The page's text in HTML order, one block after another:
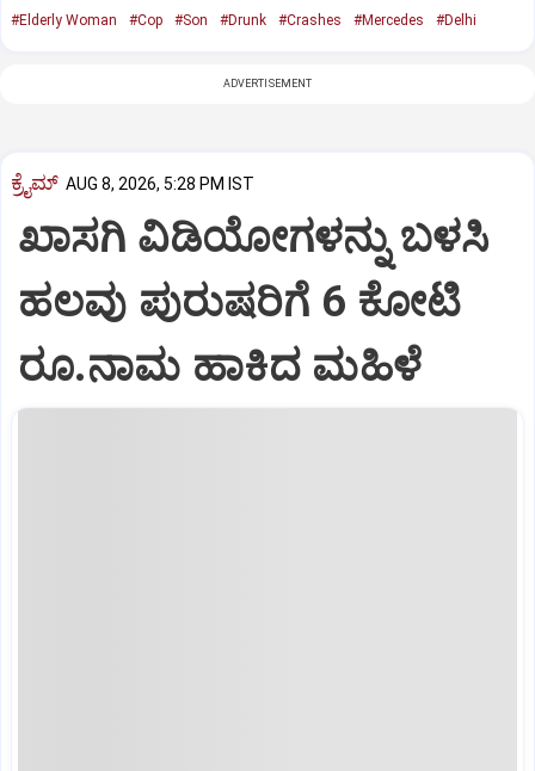
#Elderly Woman #Cop #Son #Drunk #Crashes #Mercedes #Delhi
ADVERTISEMENT
ಕ್ರೈಮ್ AUG 8, 2026, 5:28 PM IST
ಖಾಸಗಿ ವಿಡಿಯೋಗಳನ್ನು ಬಳಸಿ
ಹಲವು ಪುರುಷರಿಗೆ 6 ಕೋಟಿ
ರೂ.ನಾಮ ಹಾಕಿದ ಮಹಿಳೆ